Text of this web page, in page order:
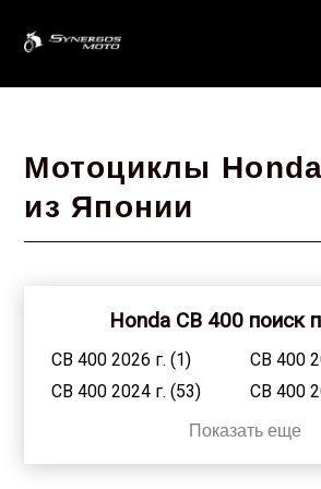
Мотоциклы
из Японии
Honda CB 400 поиск
CB 400 2026 г. (1)
CB 400
CB 400 2024 г. (53)
CB 400
CB 400 2022 г. (31)
CB 400
Показать еще